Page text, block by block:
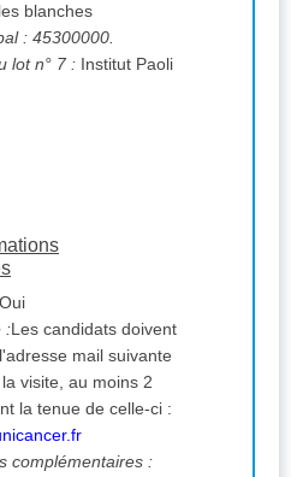
blanches
: 45300000.
lot n° 7 : Institut Paoli
Oui
:Les candidats doivent
mail suivante
visite, au moins 2
la tenue de celle-ci :
complémentaires :